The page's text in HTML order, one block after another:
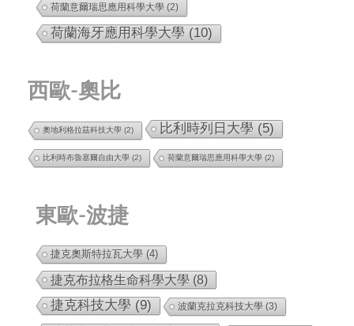
荷蘭意爾瑞思應用科學大學 (2)
荷蘭海牙應用科學大學 (10)
西歐-奧比
奧地利格拉茲科技大學 (2) 比利時列日大學 (5)
比利時布魯塞爾自由大學 (2) 荷蘭意爾瑞思應用科學大學 (2)
東歐-波捷
捷克奧斯特拉瓦大學 (4)
捷克布拉格生命科學大學 (8)
捷克科技大學 (9) 波蘭克拉克科技大學 (3)